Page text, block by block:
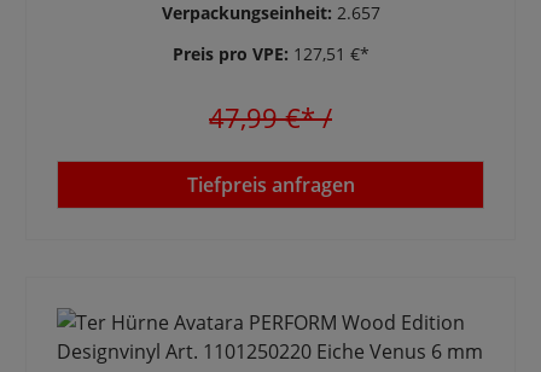
Verpackungseinheit: 2.657
Preis pro VPE: 127,51 €*
47,99 €*/
Tiefpreis anfragen